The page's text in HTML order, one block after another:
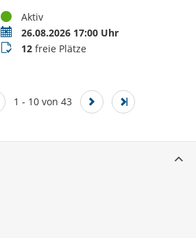
StatusAktiv
Termin26.08.2026 17:00 Uhr
Buchungsstatus
12freie Plätze
1 - 10 von 43